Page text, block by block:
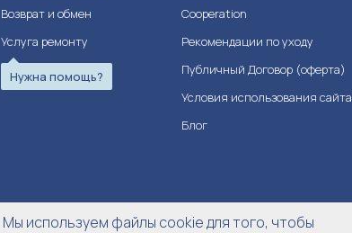
Возврат и обмен
Услуга ремонту
Нужна помощь?
Cooperation
Рекомендации по уходу
Публичный Договор (оферта)
Условия использования сайта
Блог
Мы используем файлы cookie для того, чтобы